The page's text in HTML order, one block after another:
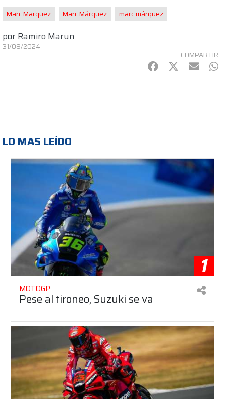
Marc Marquez Marc Márquez marc márquez
por Ramiro Marun
31/08/2024
COMPARTIR
Facebook
Twitter
mail
LO MAS LEÍDO
1
MOTOGP
Pese al tironeo, Suzuki se va